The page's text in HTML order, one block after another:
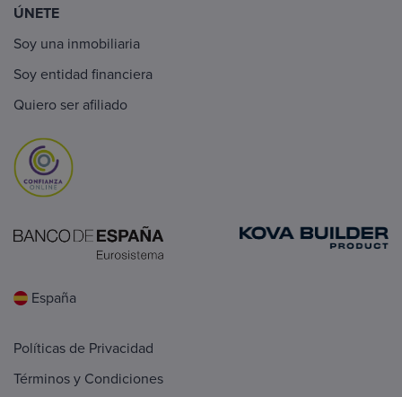
ÚNETE
Soy una inmobiliaria
Soy entidad financiera
Quiero ser afiliado
España
Políticas de Privacidad
Términos y Condiciones